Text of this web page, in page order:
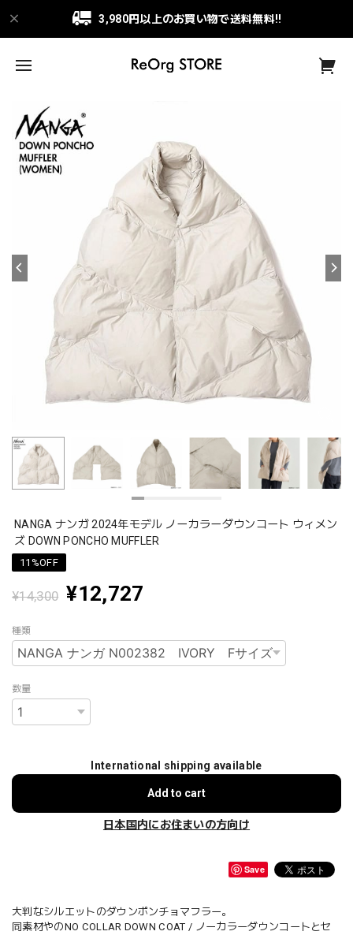
3,980円以上のお買い物で送料無料!!
NANGA ナンガ 2024年モデル ノーカラーダウンコート ウィメン
ズ DOWN PONCHO MUFFLER
11%OFF
¥14,300 ¥12,727
種類
数量
International shipping available
Add to cart
日本国内にお住まいの方向け
Save
大判なシルエットのダウンポンチョマフラー。
同素材やのNO COLLAR DOWN COAT / ノーカラーダウンコートとセ